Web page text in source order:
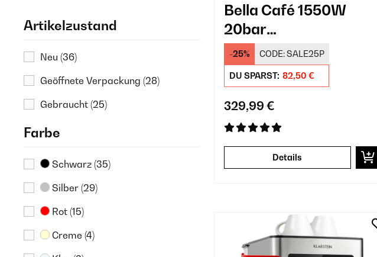
30%(1)
32%(3)
35%(1)
40%
Artikelzustand
Neu (36)
Geöffnete Verpackung (28)
Gebraucht (25)
Farbe
Schwarz (35)
Silber (29)
Rot (15)
Creme (4)
Bella Café 1550W
20bar
Siebträgermaschine
Creme
-25% CODE:SALE25P
DU SPARST: 82,50 €
329,99 €
Details